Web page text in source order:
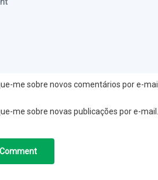
me sobre novos comentários por e-mail.
me sobre novas publicações por e-mail.